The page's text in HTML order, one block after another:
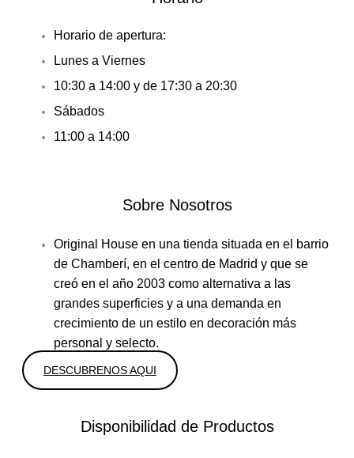
Horario de apertura:
Lunes a Viernes
10:30 a 14:00 y de 17:30 a 20:30
Sábados
11:00 a 14:00
Sobre Nosotros
Original House en una tienda situada en el barrio
de Chamberí, en el centro de Madrid y que se
creó en el año 2003 como alternativa a las
grandes superficies y a una demanda en
crecimiento de un estilo en decoración más
personal y selecto.
DESCUBRENOS AQUI
Disponibilidad de Productos